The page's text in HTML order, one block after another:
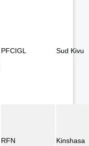
PFCIGL Sud Kivu
RFN Kinshasa